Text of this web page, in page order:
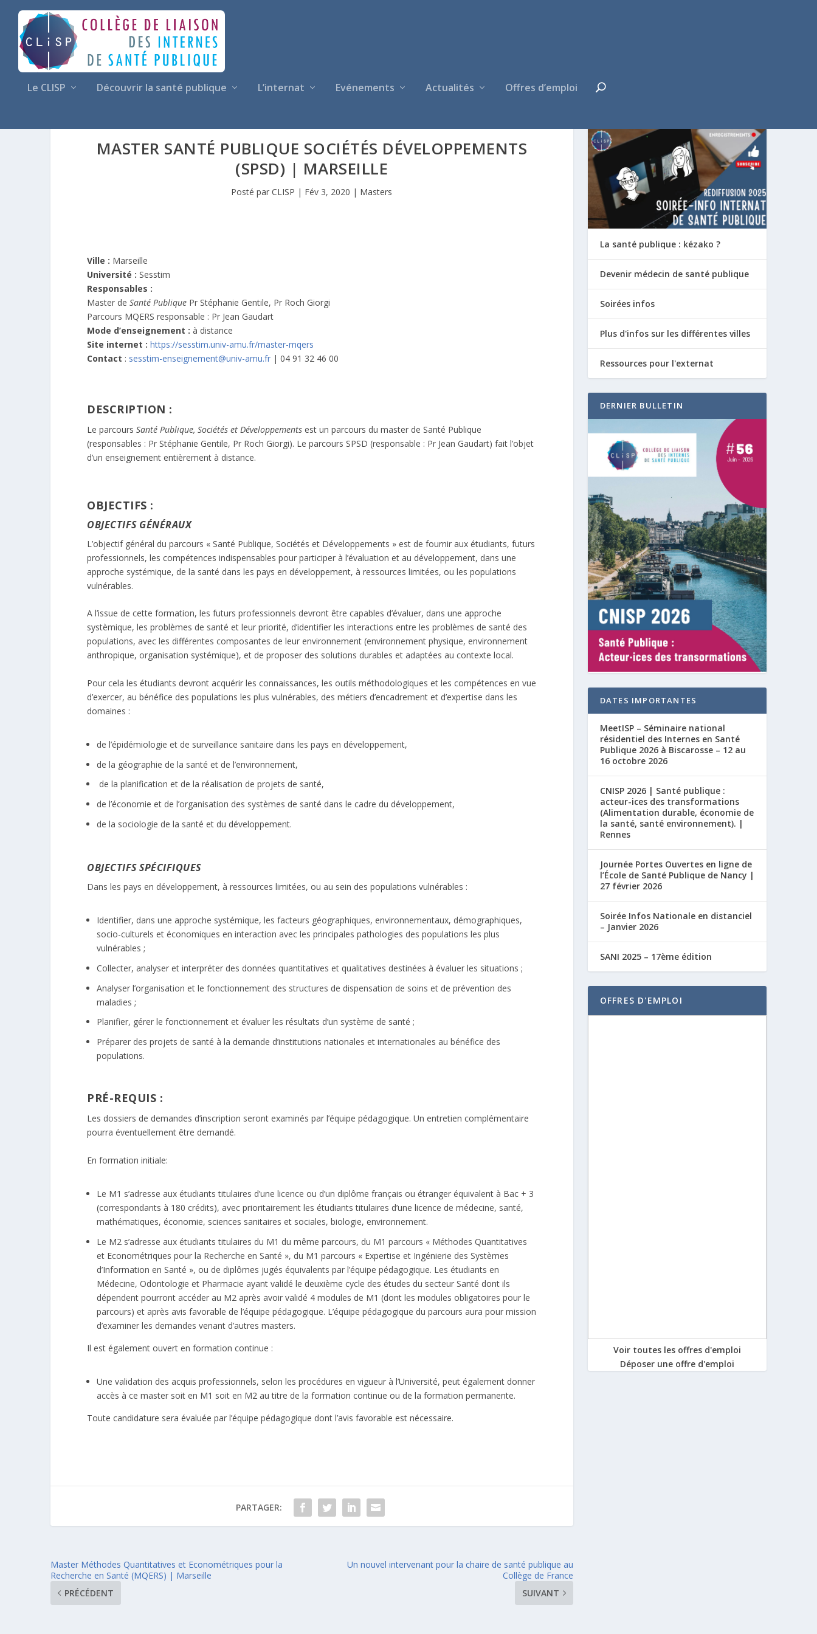
Le CLISP Découvrir la santé publique L’internat Evénements Actualités Offres d’emploi
MASTER SANTÉ PUBLIQUE SOCIÉTÉS DÉVELOPPEMENTS
(SPSD) | MARSEILLE
Posté parCLISP | Fév 3, 2020 | Masters
Ville : Marseille
Université : Sesstim
Responsables :
Master de Santé Publique Pr Stéphanie Gentile, Pr Roch Giorgi
Parcours MQERS responsable : Pr Jean Gaudart
Mode d’enseignement : à distance
Site internet : https://sesstim.univ-amu.fr/master-mqers
Contact : sesstim-enseignement@univ-amu.fr | 04 91 32 46 00
DESCRIPTION :
Le parcours Santé Publique, Sociétés et Développements est un parcours du master de Santé Publique
(responsables : Pr Stéphanie Gentile, Pr Roch Giorgi). Le parcours SPSD (responsable : Pr Jean Gaudart) fait l’objet
d’un enseignement entièrement à distance.
OBJECTIFS :
OBJECTIFS GÉNÉRAUX
L’objectif général du parcours « Santé Publique, Sociétés et Développements » est de fournir aux étudiants, futurs
professionnels, les compétences indispensables pour participer à l’évaluation et au développement, dans une
approche systémique, de la santé dans les pays en développement, à ressources limitées, ou les populations
vulnérables.
A l’issue de cette formation, les futurs professionnels devront être capables d’évaluer, dans une approche
systèmique, les problèmes de santé et leur priorité, d’identifier les interactions entre les problèmes de santé des
populations, avec les différentes composantes de leur environnement (environnement physique, environnement
anthropique, organisation systémique), et de proposer des solutions durables et adaptées au contexte local.
Pour cela les étudiants devront acquérir les connaissances, les outils méthodologiques et les compétences en vue
d’exercer, au bénéfice des populations les plus vulnérables, des métiers d’encadrement et d’expertise dans les
domaines :
de l’épidémiologie et de surveillance sanitaire dans les pays en développement,
de la géographie de la santé et de l’environnement,
­de la planification et de la réalisation de projets de santé,
de l’économie et de l’organisation des systèmes de santé dans le cadre du développement,
­de la sociologie de la santé et du développement.
OBJECTIFS SPÉCIFIQUES
Dans les pays en développement, à ressources limitées, ou au sein des populations vulnérables :
­Identifier, dans une approche systémique, les facteurs géographiques, environnementaux, démographiques,
socio-culturels et économiques en interaction avec les principales pathologies des populations les plus
vulnérables ;
Collecter, analyser et interpréter des données quantitatives et qualitatives destinées à évaluer les situations ;
Analyser l’organisation et le fonctionnement des structures de dispensation de soins et de prévention des
maladies ;
Planifier, gérer le fonctionnement et évaluer les résultats d’un système de santé ;
Préparer des projets de santé à la demande d’institutions nationales et internationales au bénéfice des
populations.
PRÉ-REQUIS :
Les dossiers de demandes d’inscription seront examinés par l’équipe pédagogique. Un entretien complémentaire
pourra éventuellement être demandé.
En formation initiale:
Le M1 s’adresse aux étudiants titulaires d’une licence ou d’un diplôme français ou étranger équivalent à Bac + 3
(correspondants à 180 crédits), avec prioritairement les étudiants titulaires d’une licence de médecine, santé,
mathématiques, économie, sciences sanitaires et sociales, biologie, environnement.
Le M2 s’adresse aux étudiants titulaires du M1 du même parcours, du M1 parcours « Méthodes Quantitatives
et Econométriques pour la Recherche en Santé », du M1 parcours « Expertise et Ingénierie des Systèmes
d’Information en Santé », ou de diplômes jugés équivalents par l’équipe pédagogique. Les étudiants en
Médecine, Odontologie et Pharmacie ayant validé le deuxième cycle des études du secteur Santé dont ils
dépendent pourront accéder au M2 après avoir validé 4 modules de M1 (dont les modules obligatoires pour le
parcours) et après avis favorable de l’équipe pédagogique. L’équipe pédagogique du parcours aura pour mission
d’examiner les demandes venant d’autres masters.
Il est également ouvert en formation continue :
Une validation des acquis professionnels, selon les procédures en vigueur à l’Université, peut également donner
accès à ce master soit en M1 soit en M2 au titre de la formation continue ou de la formation permanente.
Toute candidature sera évaluée par l’équipe pédagogique dont l’avis favorable est nécessaire.
PARTAGER:
Master Méthodes Quantitatives et Econométriques pour la
Recherche en Santé (MQERS) | Marseille
PRÉCÉDENT
Un nouvel intervenant pour la chaire de santé publique au
Collège de France
SUIVANT
La santé publique : kézako ?
Devenir médecin de santé publique
Soirées infos
Plus d'infos sur les différentes villes
Ressources pour l'externat
DERNIER BULLETIN
DATES IMPORTANTES
MeetISP – Séminaire national
résidentiel des Internes en Santé
Publique 2026 à Biscarosse – 12 au
16 octobre 2026
CNISP 2026 | Santé publique :
acteur-ices des transformations
(Alimentation durable, économie de
la santé, santé environnement). |
Rennes
Journée Portes Ouvertes en ligne de
l’École de Santé Publique de Nancy |
27 février 2026
Soirée Infos Nationale en distanciel
– Janvier 2026
SANI 2025 – 17ème édition
OFFRES D'EMPLOI
Voir toutes les offres d'emploi
Déposer une offre d'emploi